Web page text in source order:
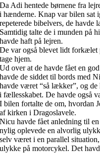
Da Adi hentede børnene fra
i hænderne. Knap var bilen sat
repeterede bibelvers, de havde
Samtidig talte de i munden på
havde haft på lejren.
De var også blevet lidt forkælet
tage hjem.
Ud over at de havde fået en
havde de siddet til bords med
havde været “så lækker”, og
i fællesskabet. De havde også
I bilen fortalte de om, hvordan
af kirken i Dragoslavele.
Nicu havde fået anledning til
nylig oplevede en alvorlig
selv været i en parallel
ulykke på motorcykel. Det